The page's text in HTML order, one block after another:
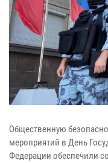
Общественную
мероприятий в День
Федерации обеспечили